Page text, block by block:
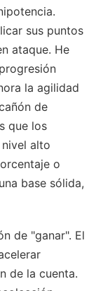
sus puntos
ataque. He
la agilidad
de
que los
alto
o
base sólida,
de "ganar". El
de la cuenta.